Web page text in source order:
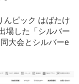
んピック はばたけ
場した「シルバー
大会とシルバーe